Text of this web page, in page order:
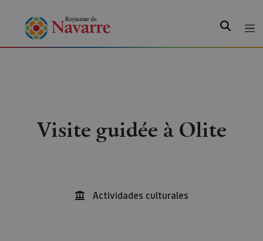
Visite guidée à Olite
Actividades culturales